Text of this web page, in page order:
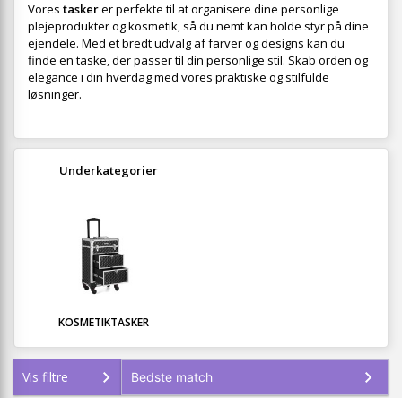
Vores taskerer perfekte til at organisere dine personlige
plejeprodukter og kosmetik, så du nemt kan holde styr på dine
ejendele. Med et bredt udvalg af farver og designs kan du
finde en taske, der passer til din personlige stil. Skab orden og
elegance i din hverdag med vores praktiske og stilfulde
løsninger.
Underkategorier
KOSMETIKTASKER
Vis filtre